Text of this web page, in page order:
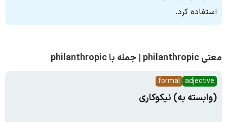
استفاده کرد.
معنی philanthropic | جمله با philanthropic
adjective
formal
(وابسته به) نیکوکاری